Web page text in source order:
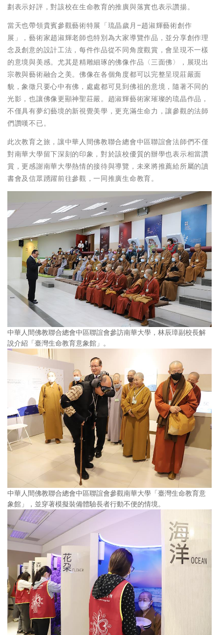
劃表示好評，對該校在生命教育的推廣與落實也表示讚揚。
當天也帶領貴賓參觀藝術特展「琉晶歲月–趙淑輝藝術創作
展」，藝術家趙淑輝老師也特別為大家導覽作品，並分享創作理
念及創意的設計工法，每件作品從不同角度觀賞，會呈現不一樣
的意境與美感。尤其是精雕細琢的佛像作品〈三面佛〉，展現出
宗教與藝術融合之美。佛像在各個角度都可以完整呈現莊嚴面
貌，象徵只要心中有佛，處處都可見到佛祖的意境，隨著不同的
光影，也讓佛像更顯神聖莊嚴。趙淑輝藝術家璀璨的琉晶作品，
不僅具有夢幻藝境的新視覺美學，更充滿生命力，讓參觀的法師
們讚嘆不已。
此次教育之旅，讓中華人間佛教聯合總會中區聯誼會法師們不僅
對南華大學留下深刻的印象，對於該校優質的辦學也表示相當讚
賞，更感謝南華大學熱情的接待與導覽，未來將推薦給所屬的讀
書會及信眾踴躍前往參觀，一同推廣生命教育。
中華人間佛教聯合總會中區聯誼會參訪南華大學，林辰璋副校長解
說介紹「臺灣生命教育意象館」。
中華人間佛教聯合總會中區聯誼會參觀南華大學「臺灣生命教育意
象館」，並穿著模擬裝備體驗長者行動不便的情境。